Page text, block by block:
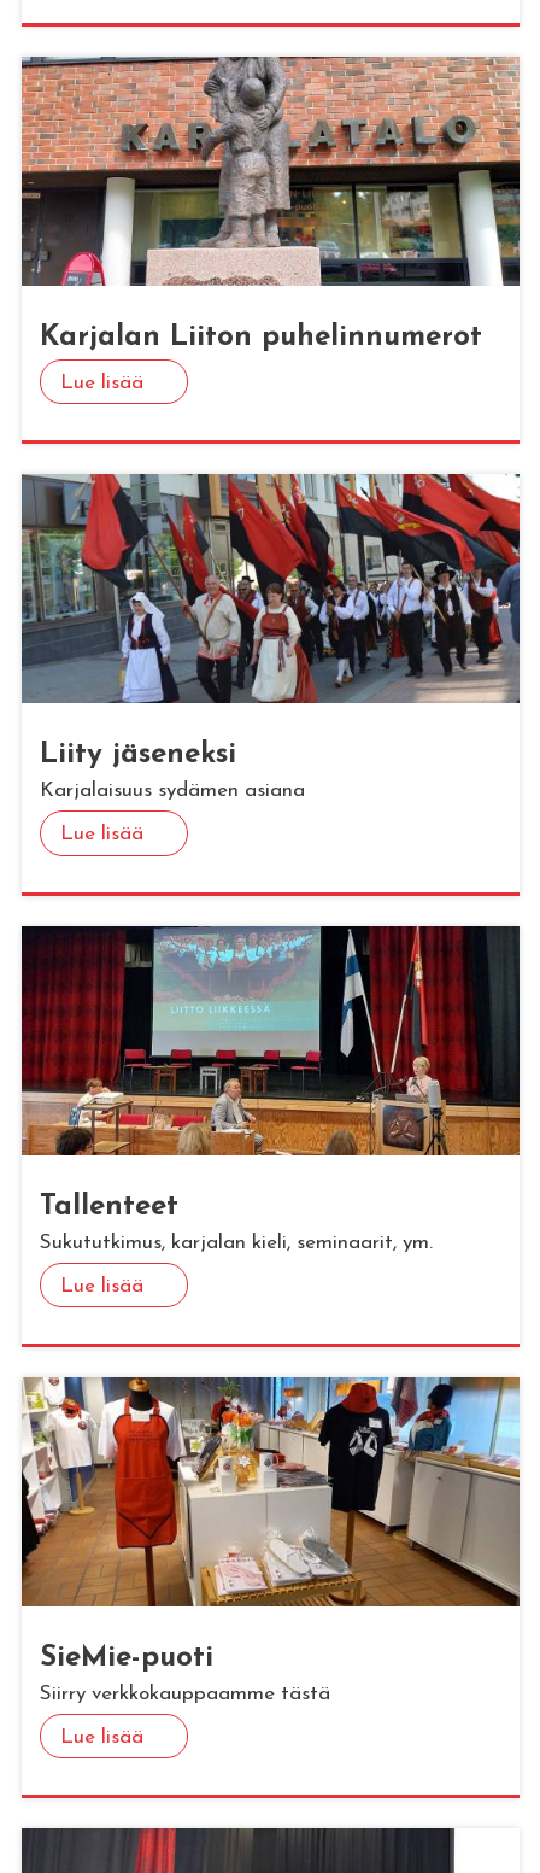
Kar­ja­lan Lii­ton pu­he­lin­nu­me­rot
Lue lisää
Liity jä­se­nek­si
Karjalaisuus sydämen asiana
Lue lisää
Tal­len­teet
Sukututkimus, karjalan kieli, seminaarit, ym.
Lue lisää
Sie­Mie-puoti
Siirry verkkokauppaamme tästä
Lue lisää